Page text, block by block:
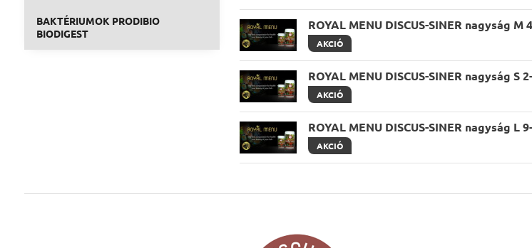
ROYAL MENU DISCUS-SINER nagyság M
AKCIÓ
ROYAL MENU DISCUS-SINER nagyság S
AKCIÓ
ROYAL MENU DISCUS-SINER nagyság L
AKCIÓ
BAKTÉRIUMOK PRODIBIO
BIODIGEST